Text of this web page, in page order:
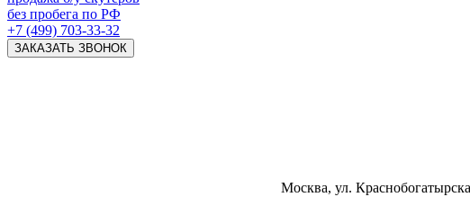
без пробега по РФ
+7 (499) 703-33-32
ЗАКАЗАТЬ ЗВОНОК
Москва, ул.